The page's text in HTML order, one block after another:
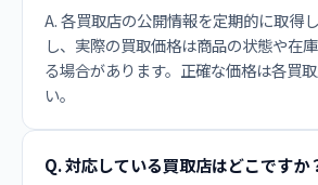
A. 各買取店の公開情報を定期的に取得
し、実際の買取価格は商品の状態や在
る場合があります。正確な価格は各買
い。
Q. 対応している買取店はどこですか